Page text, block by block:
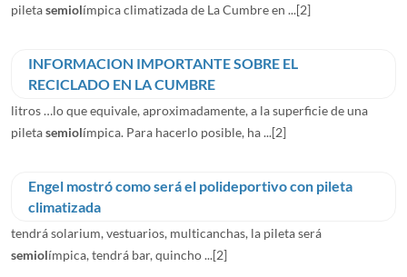
piletasemiolímpica climatizada de La Cumbre en ...[2]
INFORMACION IMPORTANTE SOBRE EL
RECICLADO EN LA CUMBRE
litros …lo que equivale, aproximadamente, a la superficie de una
piletasemiolímpica. Para hacerlo posible, ha ...[2]
Engel mostró como será el polideportivo con pileta
climatizada
tendrá solarium, vestuarios, multicanchas, la pileta será
semiolímpica, tendrá bar, quincho ...[2]